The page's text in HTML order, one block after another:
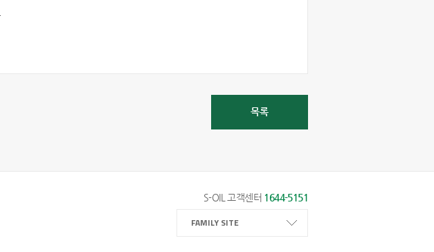
목록
S-OIL 고객센터 1644-5151
FAMILY SITE